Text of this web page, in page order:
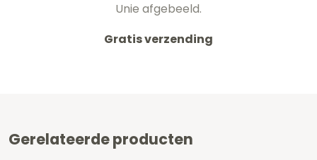
Unie afgebeeld.
Gratis verzending
Gerelateerde producten